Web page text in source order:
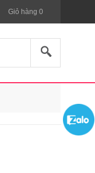
Giỏ hàng 0